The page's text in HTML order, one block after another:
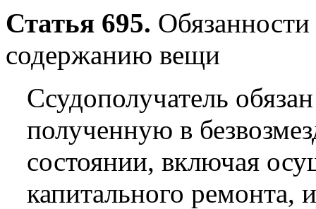
Статья 695. Обязанности
содержанию вещи
Ссудополучатель
полученную в
состоянии, включая
капитального ремонта,